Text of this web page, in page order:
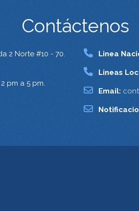
Contáctenos
2 Norte #10 - 70.
pm a 5 pm.
Linea
Lineas
Email: